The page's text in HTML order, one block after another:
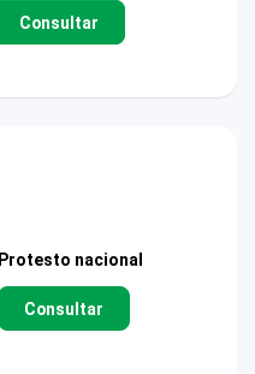
Consultar
Protesto nacional
Consultar